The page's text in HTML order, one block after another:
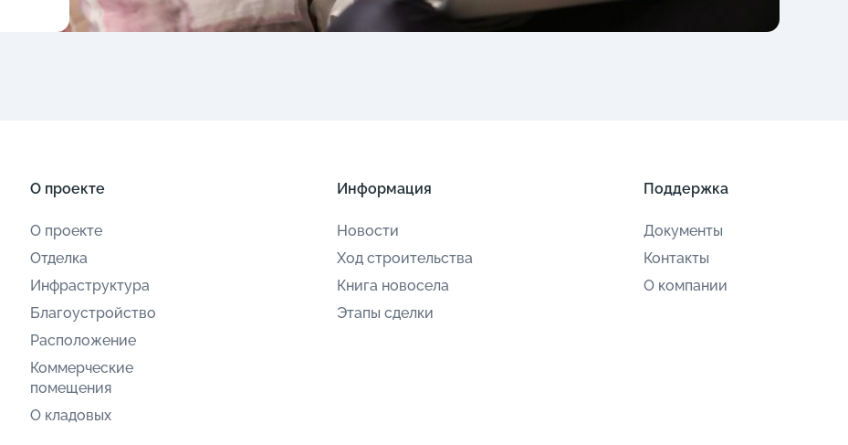
О проекте
О проекте
Отделка
Инфраструктура
Благоустройство
Расположение
Коммерческие
помещения
О кладовых
Информация
Новости
Ход строительства
Книга новосела
Этапы сделки
Поддержка
Документы
Контакты
О компании